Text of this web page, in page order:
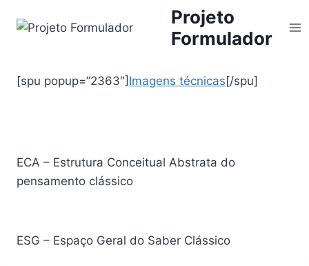
Projeto
Formulador
[spu popup=”2363″] Imagens técnicas [/spu]
ECA – Estrutura Conceitual Abstrata do
pensamento clássico
ESG – Espaço Geral do Saber Clássico